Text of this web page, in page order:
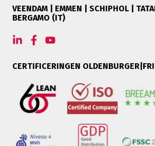
VEENDAM | EMMEN | SCHIPHOL |
BERGAMO (IT)
CERTIFICERINGEN